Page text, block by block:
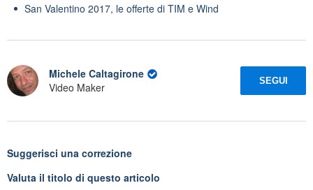
San Valentino 2017, le offerte di TIM e Wind
Michele Caltagirone
Video Maker
SEGUI
Suggerisci una correzione
Valuta il titolo di questo articolo